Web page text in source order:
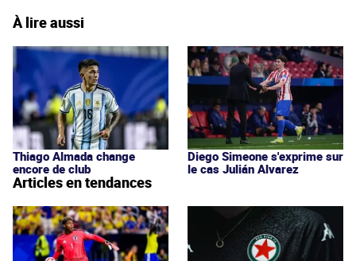
À lire aussi
Thiago Almada change
encore de club
Diego Simeone s'exprime sur
le cas Julián Alvarez
Articles en tendances